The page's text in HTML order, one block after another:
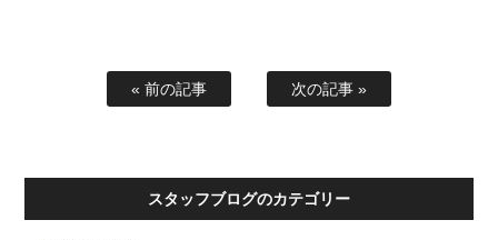
« 前の記事 次の記事 »
スタッフブログのカテゴリー